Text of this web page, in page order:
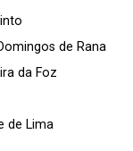
de Rana
da Foz
de Lima